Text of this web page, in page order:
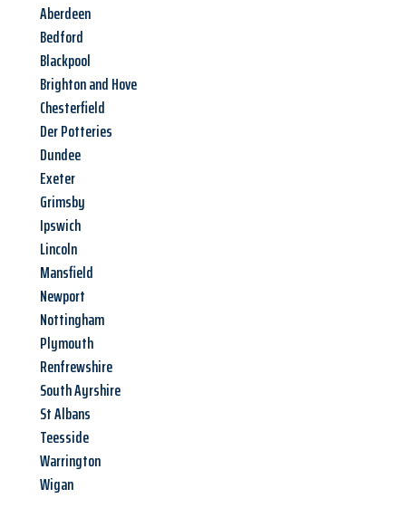
Aberdeen
Bedford
Blackpool
Brighton and Hove
Chesterfield
Der Potteries
Dundee
Exeter
Grimsby
Ipswich
Lincoln
Mansfield
Newport
Nottingham
Plymouth
Renfrewshire
South Ayrshire
St Albans
Teesside
Warrington
Wigan